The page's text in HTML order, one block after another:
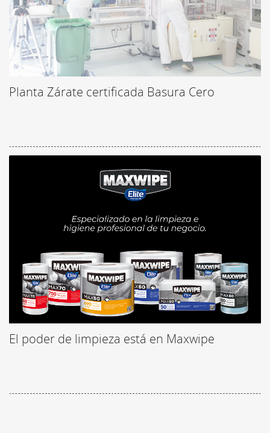
Planta Zárate certificada Basura Cero
El poder de limpieza está en Maxwipe